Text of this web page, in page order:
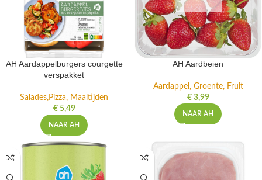
AH Aardappelburgers courgette
verspakket
Salades,Pizza, Maaltijden
€5,49
NAAR AH
AH Aardbeien
Aardappel, Groente, Fruit
€3,99
NAAR AH